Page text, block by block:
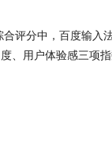
评分中，百度输入
、用户体验感三项